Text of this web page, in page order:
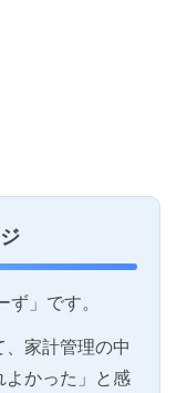
」です。
家計管理の中
よかった」と感